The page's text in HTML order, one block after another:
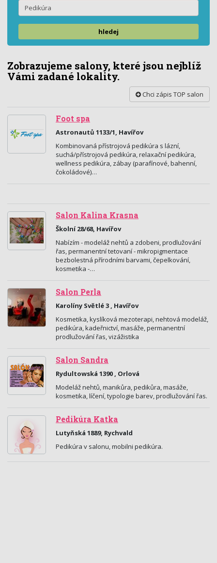
hledej
Zobrazujeme salony, které jsou nejblíž
Vámi zadané lokality.
Chci zápis TOP salon
Foot spa
Astronautů 1133/1, Havířov
Kombinovaná přístrojová pedikúra s lázní,
suchá/přístrojová pedikúra, relaxační pedikúra,
wellness pedikúra, zábay (parafínové, bahenní,
čokoládové)…
Salon Kalina Krasna
Školní 28/68, Havířov
Nabízím - modeláž nehtů a zdobeni, prodlužování
řas, permanentní tetovaní - mikropigmentace
bezbolestná přírodními barvami, čepelkování,
kosmetika -…
Salon Perla
Karolíny Světlé 3 , Havířov
Kosmetika, kyslíková mezoterapi, nehtová modeláž,
pedikúra, kadeřnictví, masáže, permanentní
prodlužování řas, vizážistika
Salon Sandra
Rydultowská 1390 , Orlová
Modeláž nehtů, manikůra, pedikůra, masáže,
kosmetika, líčení, typologie barev, prodlužování řas.
Pedikúra Katka
Lutyňská 1889, Rychvald
Pedikúra v salonu, mobilni pedikúra.